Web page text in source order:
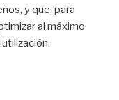
y que, para
al máximo